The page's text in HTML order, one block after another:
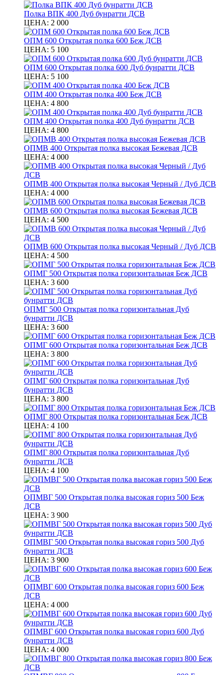
Полка ВПК 400 Дуб бунратти ДСВ
ЦЕНА: 2 000
ОПМ 600 Открытая полка 600 Беж ДСВ
ЦЕНА: 5 100
ОПМ 600 Открытая полка 600 Дуб бунратти ДСВ
ЦЕНА: 5 100
ОПМ 400 Открытая полка 400 Беж ДСВ
ЦЕНА: 4 800
ОПМ 400 Открытая полка 400 Дуб бунратти ДСВ
ЦЕНА: 4 800
ОПМВ 400 Открытая полка высокая Бежевая ДСВ
ЦЕНА: 4 000
ОПМВ 400 Открытая полка высокая Черный / Дуб ДСВ
ЦЕНА: 4 000
ОПМВ 600 Открытая полка высокая Бежевая ДСВ
ЦЕНА: 4 500
ОПМВ 600 Открытая полка высокая Черный / Дуб ДСВ
ЦЕНА: 4 500
ОПМГ 500 Открытая полка горизонтальная Беж ДСВ
ЦЕНА: 3 600
ОПМГ 500 Открытая полка горизонтальная Дуб
бунратти ДСВ
ЦЕНА: 3 600
ОПМГ 600 Открытая полка горизонтальная Беж ДСВ
ЦЕНА: 3 800
ОПМГ 600 Открытая полка горизонтальная Дуб
бунратти ДСВ
ЦЕНА: 3 800
ОПМГ 800 Открытая полка горизонтальная Беж ДСВ
ЦЕНА: 4 100
ОПМГ 800 Открытая полка горизонтальная Дуб
бунратти ДСВ
ЦЕНА: 4 100
ОПМВГ 500 Открытая полка высокая гориз 500 Беж
ДСВ
ЦЕНА: 3 900
ОПМВГ 500 Открытая полка высокая гориз 500 Дуб
бунратти ДСВ
ЦЕНА: 3 900
ОПМВГ 600 Открытая полка высокая гориз 600 Беж
ДСВ
ЦЕНА: 4 000
ОПМВГ 600 Открытая полка высокая гориз 600 Дуб
бунратти ДСВ
ЦЕНА: 4 000